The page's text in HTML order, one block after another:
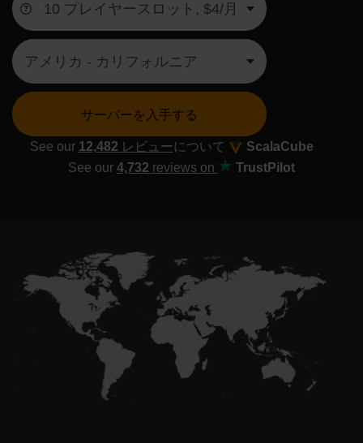
サーバーを入手する
See our 12,482 レビューについて
ScalaCube
See our 4,732 reviews on TrustPilot